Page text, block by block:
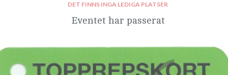
DET FINNS INGA LEDIGA PLATSER
Eventet har passerat